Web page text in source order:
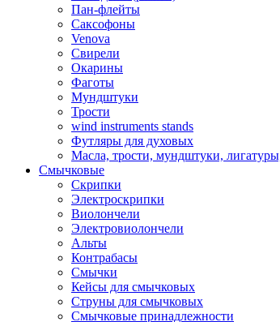
Пан-флейты
Саксофоны
Venova
Свирели
Окарины
Фаготы
Мундштуки
Трости
wind instruments stands
Футляры для духовых
Масла, трости, мундштуки,
Смычковые
Скрипки
Электроскрипки
Виолончели
Электровиолончели
Альты
Контрабасы
Смычки
Кейсы для смычковых
Струны для смычковых
Смычковые принадлежности